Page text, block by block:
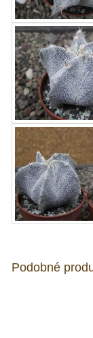
Podobné